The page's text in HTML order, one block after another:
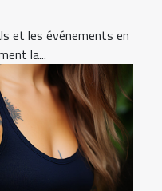
et les événements en
la...